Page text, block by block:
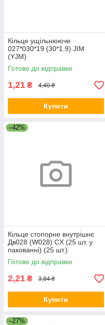
Кільце ущільнююче
027*030*19 (30*1.9) JIM
(YJM)
Готово до відправки
1,21 ₴ 4,40 ₴
Купити
–42%
Кільце стопорне внутрішнє
Дв028 (W028) CX (25 шт. у
пакованні) (25 шт.)
Готово до відправки
2,21 ₴ 3,84 ₴
Купити
–27%